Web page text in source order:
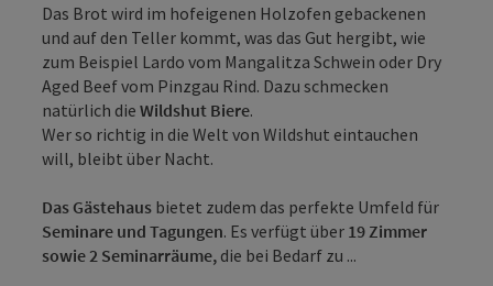
Das Brot wird im hofeigenen Holzofen gebackenen
und auf den Teller kommt, was das Gut hergibt, wie
zum Beispiel Lardo vom Mangalitza Schwein oder Dry
Aged Beef vom Pinzgau Rind. Dazu schmecken
natürlich die Wildshut Biere.
Wer so richtig in die Welt von Wildshut eintauchen
will, bleibt über Nacht.
Das Gästehaus bietet zudem das perfekte Umfeld für
Seminare und Tagungen. Es verfügt über 19 Zimmer
sowie 2 Seminarräume, die bei Bedarf zu ...